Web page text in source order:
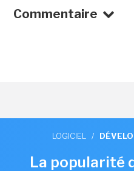
Commentaire
LOGICIEL /
La popularité